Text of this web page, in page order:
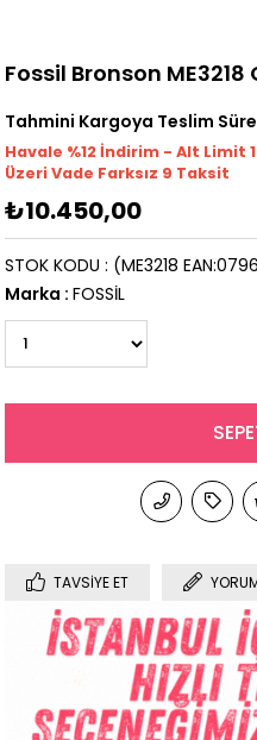
Fossil Bronson
Tahmini Kargoya Teslim
Havale %12 İndirim - Alt Limit
Üzeri Vade Farksız 9 Taksit
₺10.450,00
(ME3218
STOK KODU
Marka : FOSSİL
TAVSIYE ET